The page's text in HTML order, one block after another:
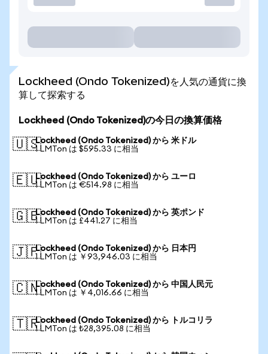
Lockheed (Ondo Tokenized)を人気の通貨に換
算して探索する
Lockheed (Ondo Tokenized)の今日の換算価格
🇺🇸Lockheed (Ondo Tokenized) から 米ドル
1 LMTon は $595.33 に相当
🇪🇺Lockheed (Ondo Tokenized) から ユーロ
1 LMTon は €514.98 に相当
🇬🇧Lockheed (Ondo Tokenized) から 英ポンド
1 LMTon は £441.27 に相当
🇯🇵Lockheed (Ondo Tokenized) から 日本円
1 LMTon は ￥93,946.03 に相当
🇨🇳Lockheed (Ondo Tokenized) から 中国人民元
1 LMTon は ￥4,016.66 に相当
🇹🇷Lockheed (Ondo Tokenized) から トルコリラ
1 LMTon は ₺28,395.08 に相当